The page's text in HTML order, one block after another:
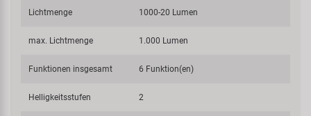
Lichtmenge 1000-20 Lumen
max. Lichtmenge 1.000 Lumen
Funktionen insgesamt 6 Funktion(en)
Helligkeitsstufen 2